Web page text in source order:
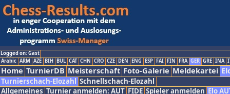
Logged on: Gast
Arabic ARM AZE BIH BUL CAT CHN CRO CZE DEN ENG ESP FAI FIN FRA GER GRE INA
Home TurnierDB Meisterschaft Foto-Galerie Meldekartei
Turnierschach-Elozahl Schnellschach-Elozahl
Allgemeines Turnier anmelden: AUT FIDE Spieler anmelden Elo